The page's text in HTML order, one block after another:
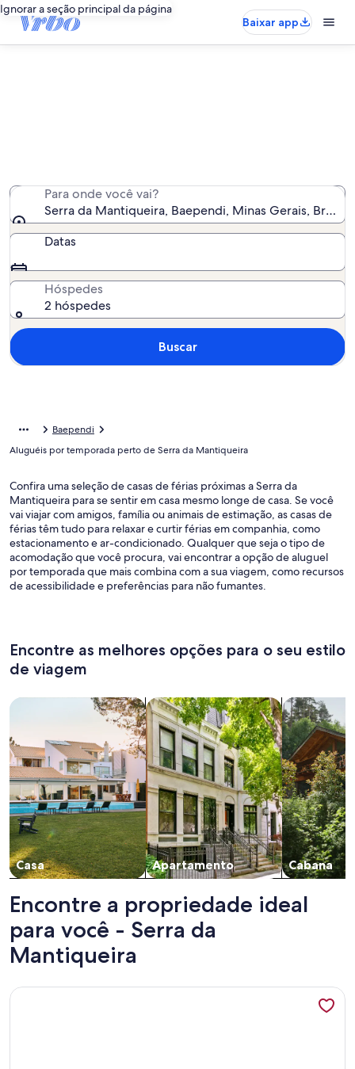
Ignorar a seção principal da página
Baixar app
Para onde você vai?
Serra da Mantiqueira, Baependi, Minas Gerais, Brasil
Datas
Hóspedes
2 hóspedes
Buscar
Baependi
Aluguéis por temporada perto de Serra da Mantiqueira
Confira uma seleção de casas de férias próximas a Serra da
Mantiqueira para se sentir em casa mesmo longe de casa. Se você
vai viajar com amigos, família ou animais de estimação, as casas de
férias têm tudo para relaxar e curtir férias em companhia, como
estacionamento e ar-condicionado. Qualquer que seja o tipo de
acomodação que você procura, vai encontrar a opção de aluguel
por temporada que mais combina com a sua viagem, como recursos
de acessibilidade e preferências para não fumantes.
Encontre as melhores opções para o seu estilo
de viagem
Casa
Busque casas
Apartamento
Busque apartamentos
Cabana
buscar
Encontre a propriedade ideal
para você - Serra da
Mantiqueira
Mais informações sobre Loft das Águas